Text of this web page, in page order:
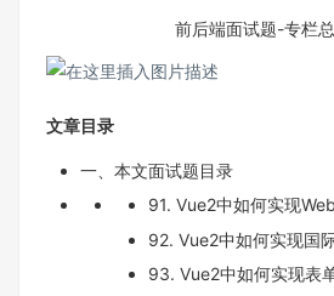
前后端面试题-专栏
文章目录
一、本文面试题目录
91. Vue2中如何实现
92. Vue2中如何实现国
93. Vue2中如何实现表